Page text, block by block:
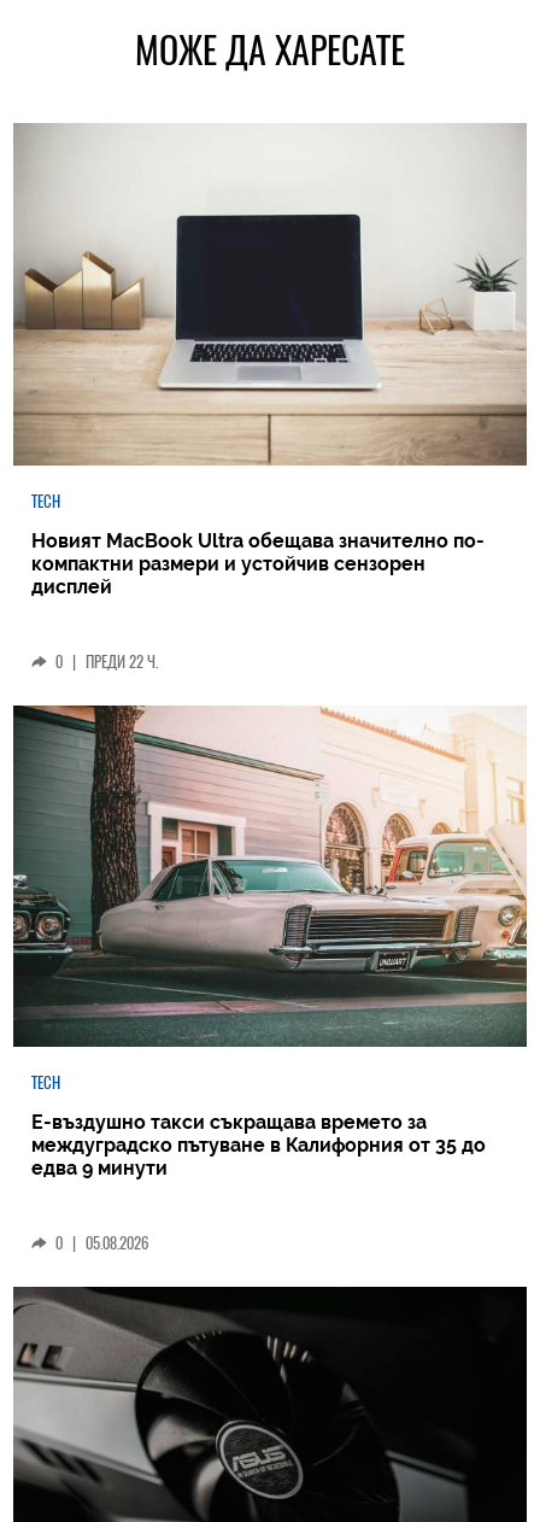
МОЖЕ ДА ХАРЕСАТЕ
TECH
Новият MacBook Ultra обещава значително по-
компактни размери и устойчив сензорен
дисплей
0 | ПРЕДИ 22 Ч.
TECH
Е-въздушно такси съкращава времето за
междуградско пътуване в Калифорния от 35 до
едва 9 минути
0 | 05.08.2026